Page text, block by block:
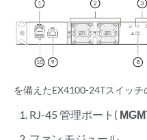
を備えたEX4100-24Tスイッ
RJ-45 管理ポート(